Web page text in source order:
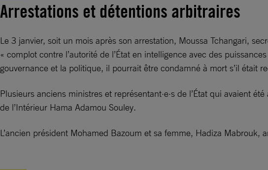
Arrestations et détentions arbitraires
Le 3 janvier, soit un mois après son arrestation, Moussa Tchangari,
« complot contre l’autorité de l’État en intelligence avec des
gouvernance et la politique, il pourrait être condamné à mort s’il était
Plusieurs anciens ministres et représentant·e·s de l’État qui avaient
de l’Intérieur Hama Adamou Souley.
L’ancien président Mohamed Bazoum et sa femme, Hadiza